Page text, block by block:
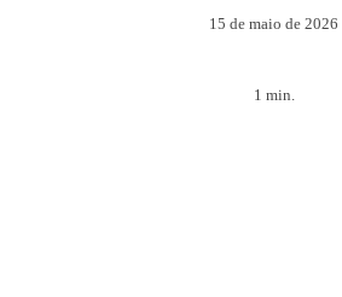
15 de maio de 2026
1 min.